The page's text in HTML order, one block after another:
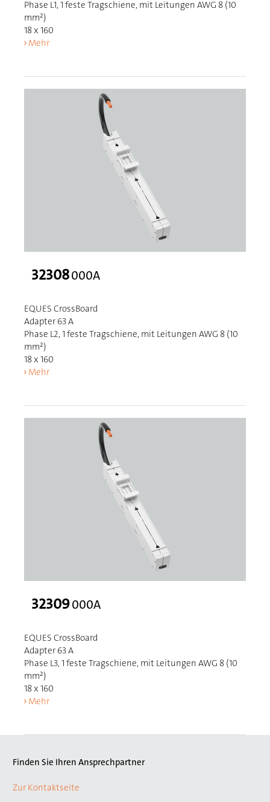
Phase L1, 1 feste Tragschiene, mit Leitungen AWG 8 (10
mm²)
18 x 160
Mehr
32308000A
EQUES CrossBoard
Adapter 63 A
Phase L2, 1 feste Tragschiene, mit Leitungen AWG 8 (10
mm²)
18 x 160
Mehr
32309000A
EQUES CrossBoard
Adapter 63 A
Phase L3, 1 feste Tragschiene, mit Leitungen AWG 8 (10
mm²)
18 x 160
Mehr
Finden Sie Ihren Ansprechpartner
Zur Kontaktseite